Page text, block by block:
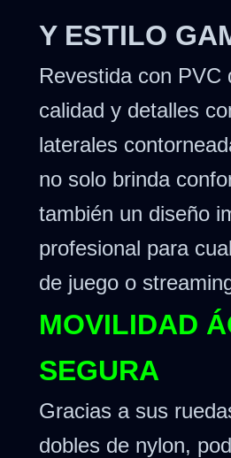
Y ESTILO
Revestida con PVC
calidad y detalles
laterales
no solo brinda
también un diseño
profesional para
de juego o
MOVILIDAD
SEGURA
Gracias a sus
dobles de nylon,